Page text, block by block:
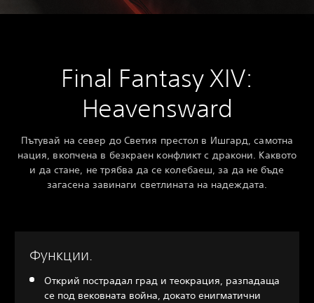
Final Fantasy XIV:
Heavensward
Пътувай на север до Светия престол в Ишгард, самотна
нация, вкопчена в безкраен конфликт с дракони. Каквото
и да стане, не трябва да се колебаеш, за да не бъде
загасена завинаги светлината на надеждата.
Функции.
Открий пострадал град и теокрация, разпадаща
се под вековната война, докато енигматични